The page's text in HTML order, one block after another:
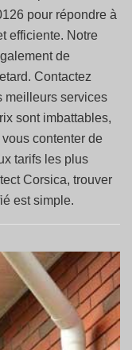
pour répondre à
efficiente. Notre
de
Contactez
meilleurs services
sont imbattables,
contenter de
tarifs les plus
Corsica, trouver
est simple.